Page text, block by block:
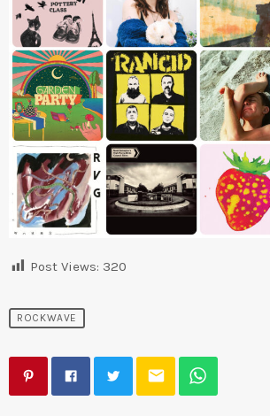
Post Views: 320
ROCKWAVE
email